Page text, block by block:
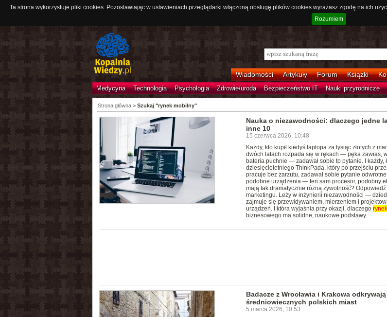
Ta strona wykorzystuje pliki cookies. Pozostawiając w ustawieniach przeglądarki włączoną obsługę plików cookies wyrażasz zgodę na ich
Rozumiem
Wiadomości Artykuły Forum Książki
Medycyna Technologia Psychologia Zdrowie/uroda Bezpieczeństwo IT Nauki przyrodnicze
Strona główna> Szukaj "rynek mobilny"
Nauka o niezawodności: dlaczego jedne
inne 10
15 czerwca 2026, 10:48
Każdy, kto kupił kiedyś laptopa za tysiąc złotych z
dwóch latach rozpada się w rękach — pęka zawias,
bateria puchnie — zadawał sobie to pytanie. I każdy,
dziesięcioletniego ThinkPada, który po przejściu
pracuje bez zarzutu, zadawał sobie pytanie
podobne urządzenia — ten sam procesor, podobny
mają tak dramatycznie różną żywotność?
marketingu. Leży w inżynierii niezawodności —
zajmuje się przewidywaniem, mierzeniem i
urządzeń. I która wyjaśnia przy okazji, dlaczego rynek
biznesowego ma solidne, naukowe podstawy.
Badacze z Wrocławia i Krakowa
średniowiecznych polskich miast
5 marca 2026, 10:53